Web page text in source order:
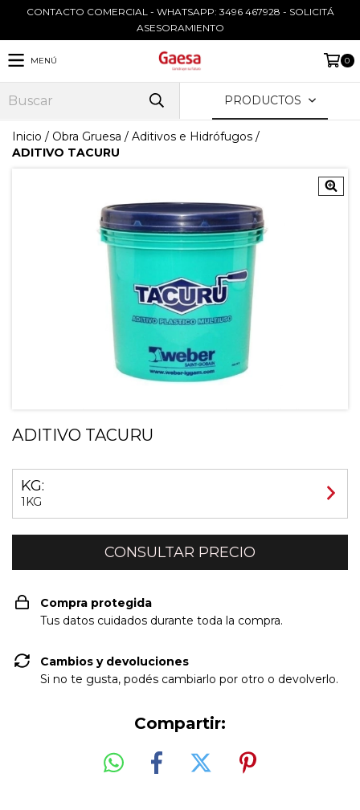
CONTACTO COMERCIAL - WHATSAPP: 3496 467928 - SOLICITÁ
ASESORAMIENTO
MENÚ 0
PRODUCTOS
Inicio / Obra Gruesa / Aditivos e Hidrófugos /
ADITIVO TACURU
ADITIVO TACURU
KG:
1KG
Compra protegida
Tus datos cuidados durante toda la compra.
Cambios y devoluciones
Si no te gusta, podés cambiarlo por otro o devolverlo.
Compartir: